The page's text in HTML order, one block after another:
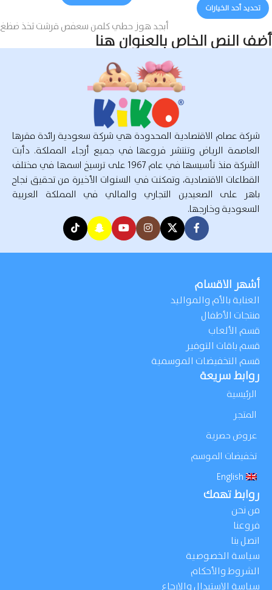
تحديد أحد الخيارات
أبجد هوز حطي كلمن سعفص قرشت ثخذ ضظغ
أضف النص الخاص بالعنوان هنا
شركة عصام الاقتصادية المحدودة هي شركة سعودية رائدة مقرها
العاصمة الرياض وتنتشر فروعها في جميع أرجاء المملكة. دأبت
الشركة منذ تأسيسها في عام 1967 على ترسيخ اسمها في مختلف
القطاعات الاقتصادية، وتمكنت في السنوات الأخيرة من تحقيق نجاح
باهر على الصعيدين التجاري والمالي في المملكة العربية
السعودية وخارجها.
أشهر الاقسام
العناية بالأم والمواليد
منتجات الأطفال
قسم الألعاب
قسم باقات التوفير
قسم التخفيضات الموسمية
روابط سريعة
الرئيسية
المتجر
عروض حصرية
تخفيضات الموسم
English
روابط تهمك
من نحن
فروعنا
اتصل بنا
سياسة الخصوصية
الشروط والأحكام
سياسة الإستبدال والإرجاع